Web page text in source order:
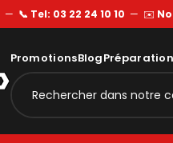
— 📞 Tel: 03 22 24 10 10 — ✉️
PromotionsBlog